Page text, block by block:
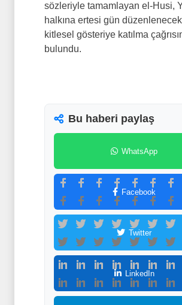
sözleriyle tamamlayan el-Husi,
halkına ertesi gün
kitlesel gösteriye katılma
bulundu.
Bu haberi paylaş
WhatsApp
Facebook
Twitter
LinkedIn